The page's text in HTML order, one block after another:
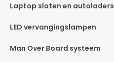
Laptop sloten en autoladers
LED vervangingslampen
Man Over Board systeem